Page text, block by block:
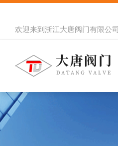
欢迎来到 浙江大唐阀门有限公司